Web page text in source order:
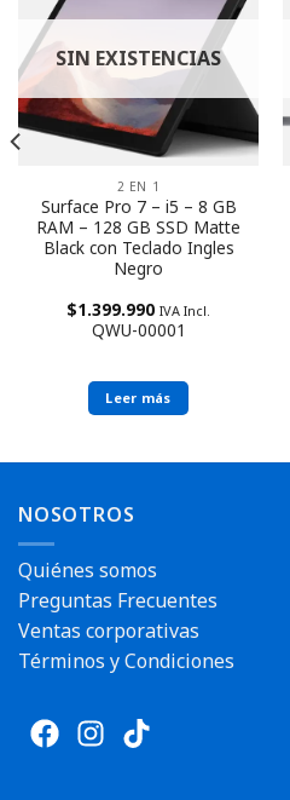
SIN EXISTENCIAS
2 EN 1
Surface Pro 7 – i5 – 8 GB
RAM – 128 GB SSD Matte
Black con Teclado Ingles
Negro
$1.399.990 IVA Incl.
QWU-00001
Leer más
NOSOTROS
Quiénes somos
Preguntas Frecuentes
Ventas corporativas
Términos y Condiciones